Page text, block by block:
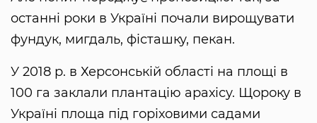
останні роки в Україні почали вирощувати
фундук, мигдаль, фісташку, пекан.
У 2018 р. в Херсонській області на площі в
100 га заклали плантацію арахісу. Щороку в
Україні площа під горіховими садами